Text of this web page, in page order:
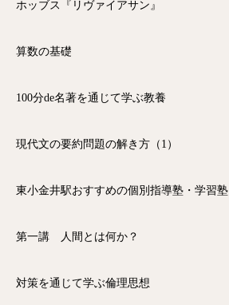
ホッブス『リヴァイアサン』
算数の基礎
100分de名著を通じて学ぶ教養
現代文の要約問題の解き方（1）
東小金井駅おすすめの個別指導塾・学習塾
第一講 人間とは何か？
対策を通じて学ぶ倫理思想